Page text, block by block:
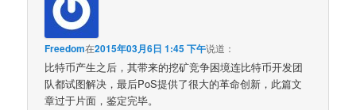
Freedom在2015年03月6日 1:45 下午说道：
比特币产生之后，其带来的挖矿竞争困境连比特币开发团
队都试图解决，最后PoS提供了很大的革命创新，此篇文
章过于片面，鉴定完毕。